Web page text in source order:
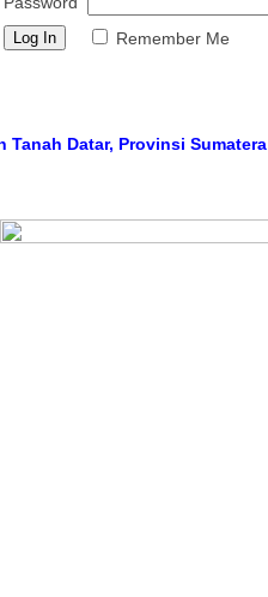
Remember Me
Datar, Provinsi Sumatera Barat